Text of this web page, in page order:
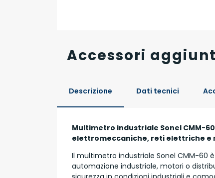
Accessori
Descrizione Dati tecnici
Multimetro industriale Sonel CMM-
elettromeccaniche, reti elettriche e
Il multimetro industriale Sonel CMM-
automazione industriale, motori o